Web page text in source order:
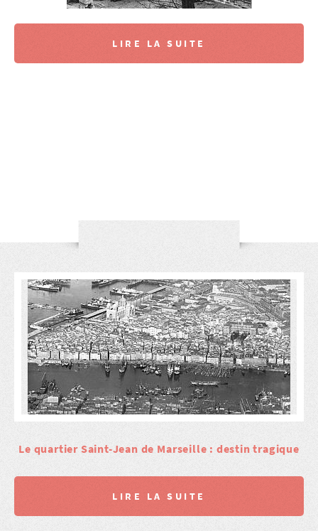
LIRE LA SUITE
Le quartier Saint-Jean de Marseille : destin tragique
LIRE LA SUITE